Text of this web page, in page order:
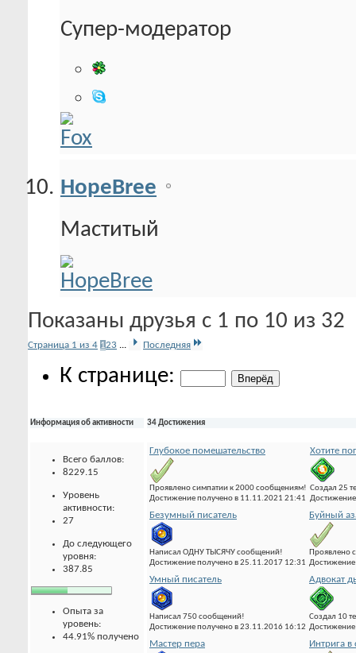
Супер-модератор
HopeBree
Маститый
Показаны друзья с 1 по 10 из 32
Страница 1 из 4 123 ... Последняя
К странице:
Информация об активности
Всего баллов:
8229.15
Уровень
активности:
27
До следующего
уровня:
387.85
Опыта за
уровень:
44.91% получено
34 Достижения
Глубокое помешательство
Проявлено симпатии к 2000 сообщениям!
Достижение получено в 11.11.2021 21:41
Хотите
Создал 25
Безумный писатель
Написал ОДНУ ТЫСЯЧУ сообщений!
Достижение получено в 25.11.2017 12:31
Буйный
Проявлено
Умный писатель
Написал 750 сообщений!
Достижение получено в 23.11.2016 16:12
Адвокат
Создал 10
Мастер пера Интрига в